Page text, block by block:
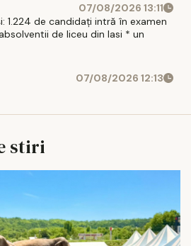
07/08/2026 13:11
1.224 de candidați intră în examen
de liceu din Iasi * un
07/08/2026 12:13
stiri